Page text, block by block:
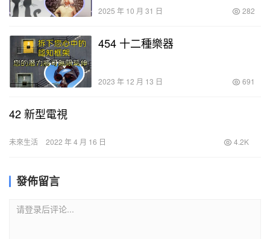
2025 年 10 月 31 日 282
454 十二種樂器
2023 年 12 月 13 日 691
42 新型電視
未來生活 2022 年 4 月 16 日 4.2K
發佈留言
请登录后评论...